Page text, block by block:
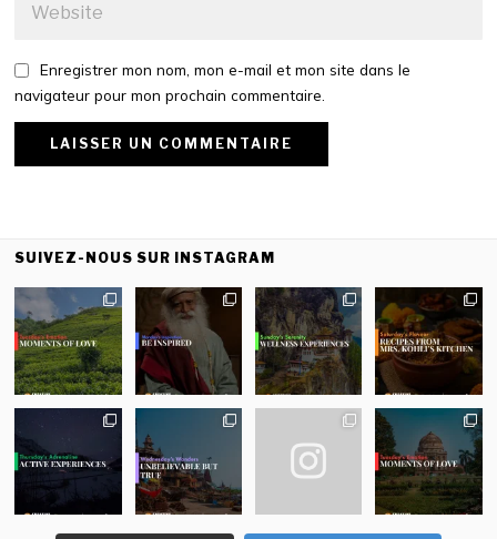
Enregistrer mon nom, mon e-mail et mon site dans le
navigateur pour mon prochain commentaire.
SUIVEZ-NOUS SUR INSTAGRAM